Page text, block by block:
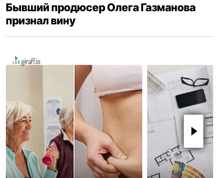
Бывший продюсер Олега Газманова
признал вину